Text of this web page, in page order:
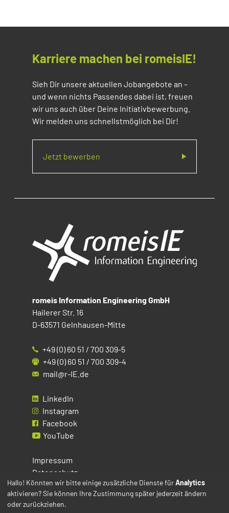
Karriere machen bei romeisIE!
Sieh Dir unsere aktuellen Jobangebote an –
und wenn nichts Passendes dabei ist, freuen
wir uns auch über Deine Initiativbewerbung.
Wir melden uns schnellstmöglich bei Dir!
Jetzt bewerben
romeis Information Engineering GmbH
Hailerer Str. 16
D-63571 Gelnhausen-Mitte
+49 (0) 60 51 / 700 309-5
+49 (0) 60 51 / 700 309-4
mail@r-IE.de
LinkedIn
Instagram
Facebook
YouTube
Impressum
Datenschutz
Cookies
Hallo! Könnten wir bitte einige zusätzliche Dienste fürAnalytics
aktivieren? Sie können Ihre Zustimmung später jederzeit ändern
oder zurückziehen.